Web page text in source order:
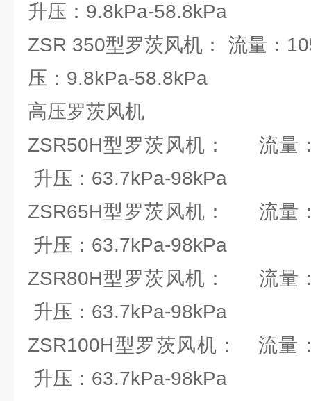
升压：9.8kPa-58.8kPa
ZSR 350型罗茨风机： 流量：
压：9.8kPa-58.8kPa
高压罗茨风机
ZSR50H型罗茨风机： 流量
升压：63.7kPa-98kPa
ZSR65H型罗茨风机： 流量
升压：63.7kPa-98kPa
ZSR80H型罗茨风机： 流量
升压：63.7kPa-98kPa
ZSR100H型罗茨风机： 流
升压：63.7kPa-98kPa